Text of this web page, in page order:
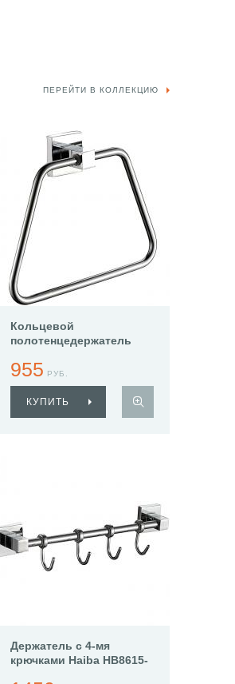
ПЕРЕЙТИ В КОЛЛЕКЦИЮ
Кольцевой
полотенцедержатель
955 РУБ.
КУПИТЬ
Держатель с 4-мя
крючками Haiba HB8615-